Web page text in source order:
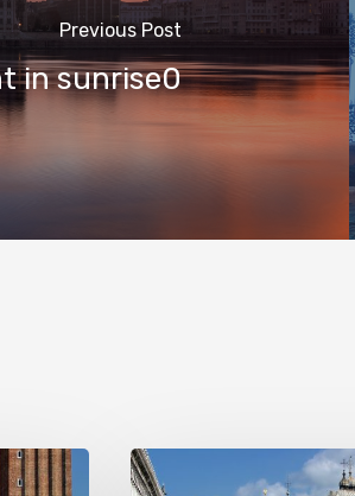
Previous Post
in sunrise0